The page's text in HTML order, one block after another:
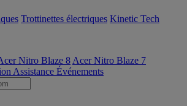
Trottinettes électriques Kinetic Tech
Nitro Blaze 8 Acer Nitro Blaze 7
Assistance Événements